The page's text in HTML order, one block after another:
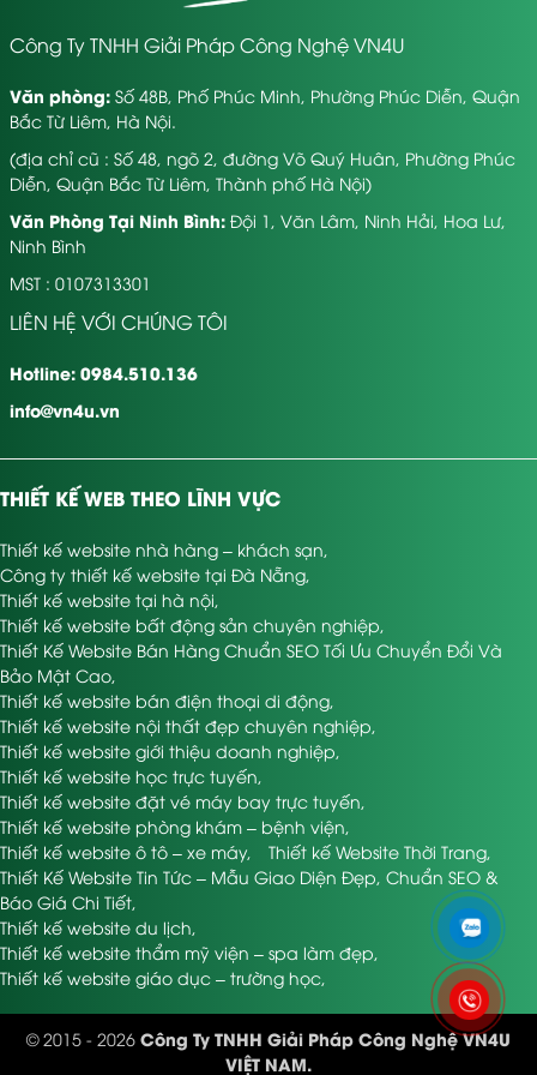
Bảng Giá Và Các Gói Dịch
Vụ Thiết Kế Website Tại
Nghệ An
Tùy theo nhu cầu và quy mô, các gói dịch vụ thiết kế
web tại Nghệ An thường chia thành:
Gói dịch
vụ
Mức giá
tham khảo
Đặc điểm
Cơ bản
VNĐ
responsive
Bán hàng
6 – 10 triệu
VNĐ
Có giỏ hàng, thanh toán, quản
lý sản phẩm
Chuyên
nghiệp
12 – 20 triệu
VNĐ
Tùy chỉnh giao diện, tích hợp
API, SEO nâng cao
Một số đơn vị còn cung cấp chính sách ưu đãi thiết kế
website cho doanh nghiệp nhỏ và vừa, như tặng
hosting năm đầu, bảo trì miễn phí 6 tháng, giảm 10%
nếu đăng ký trong tháng.
Các Đơn Vị Thiết Kế
Website Uy Tín Tại Nghệ An
Dưới đây là danh sách một số công ty thiết kế web
Công Ty TNHH Giải Pháp Công Nghệ VN4U
Văn phòng: Số 48B, Phố Phúc Minh, Phường Phúc Diễn, Quận
Bắc Từ Liêm, Hà Nội.
(địa chỉ cũ : Số 48, ngõ 2, đường Võ Quý Huân, Phường Phúc
Diễn, Quận Bắc Từ Liêm, Thành phố Hà Nội)
Văn Phòng Tại Ninh Bình: Đội 1, Văn Lâm, Ninh Hải, Hoa Lư,
Ninh Bình
MST : 0107313301
LIÊN HỆ VỚI CHÚNG TÔI
Hotline: 0984.510.136
info@vn4u.vn
THIẾT KẾ WEB THEO LĨNH VỰC
Thiết kế website nhà hàng – khách sạn,
Công ty thiết kế website tại Đà Nẵng,
Thiết kế website tại hà nội,
Thiết kế website bất động sản chuyên nghiệp,
Thiết Kế Website Bán Hàng Chuẩn SEO Tối Ưu Chuyển Đổi Và
Bảo Mật Cao,
Thiết kế website bán điện thoại di động,
Thiết kế website nội thất đẹp chuyên nghiệp,
Thiết kế website giới thiệu doanh nghiệp,
Thiết kế website học trực tuyến,
Thiết kế website đặt vé máy bay trực tuyến,
Thiết kế website phòng khám – bệnh viện,
Thiết kế website ô tô – xe máy, Thiết kế Website Thời Trang,
Thiết Kế Website Tin Tức – Mẫu Giao Diện Đẹp, Chuẩn SEO &
Báo Giá Chi Tiết,
Thiết kế website du lịch,
Thiết kế website thẩm mỹ viện – spa làm đẹp,
Thiết kế website giáo dục – trường học,
© 2015 - 2026 Công Ty TNHH Giải Pháp Công Nghệ VN4U
VIỆT NAM.